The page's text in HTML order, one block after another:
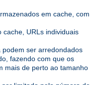
em cache, com
cache, URLs individuais
ser arredondados
fazendo com que os
mais de perto ao tamanho